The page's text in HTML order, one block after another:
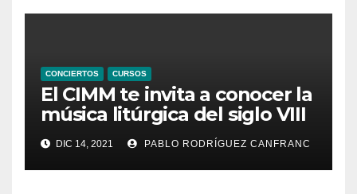
CONCIERTOS CURSOS
El CIMM te invita a conocer la
música litúrgica del siglo VIII
con Marcel Pérès
DIC 14, 2021 PABLO RODRÍGUEZ CANFRANC